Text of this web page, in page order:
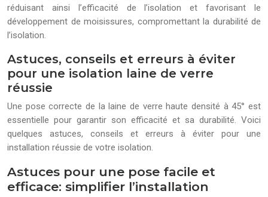
réduisant ainsi l’efficacité de l’isolation et favorisant le
développement de moisissures, compromettant la durabilité de
l’isolation.
Astuces, conseils et erreurs à éviter
pour une isolation laine de verre
réussie
Une pose correcte de la laine de verre haute densité à 45° est
essentielle pour garantir son efficacité et sa durabilité. Voici
quelques astuces, conseils et erreurs à éviter pour une
installation réussie de votre isolation.
Astuces pour une pose facile et
efficace: simplifier l’installation